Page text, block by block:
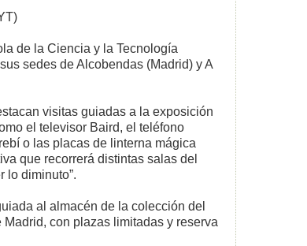
de la Ciencia y la Tecnología
sedes de Alcobendas (Madrid) y A
visitas guiadas a la exposición
el televisor Baird, el teléfono
o las placas de linterna mágica
que recorrerá distintas salas del
lo diminuto”.
al almacén de la colección del
con plazas limitadas y reserva